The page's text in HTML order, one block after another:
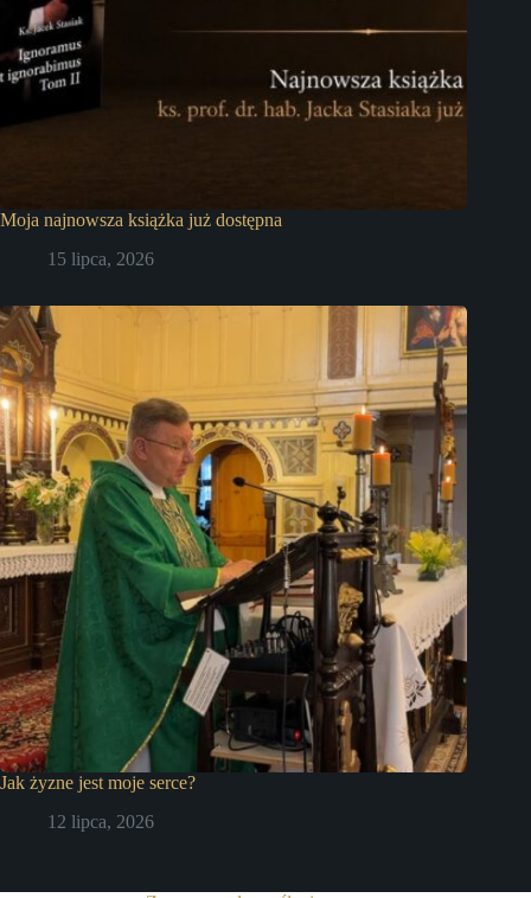
Moja najnowsza książka już dostępna
15 lipca, 2026
Jak żyzne jest moje serce?
12 lipca, 2026